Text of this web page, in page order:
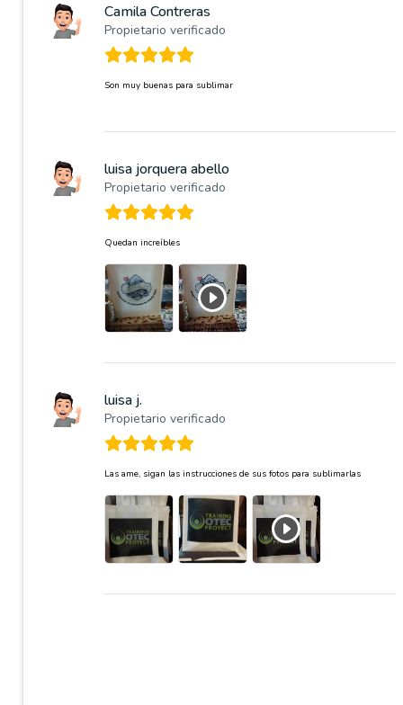
Camila Contreras
Propietario verificado
Son muy buenas para sublimar
luisa jorquera abello
Propietario verificado
Quedan increíbles
luisa j.
Propietario verificado
Las ame, sigan las instrucciones de sus fotos para sublimarlas